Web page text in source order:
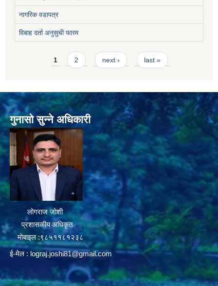
नागरिक वडापत्र
विबाह दर्ता अनुसुची फारम
Pages1 2 next › last »
गुनासो सुन्ने अधिकारी
लोगराज जोशी
प्रशासकीय अधिकृत
मोबाइल :९८५११८१२३८
ई-मेल : lograj.joshi81@gmail.com